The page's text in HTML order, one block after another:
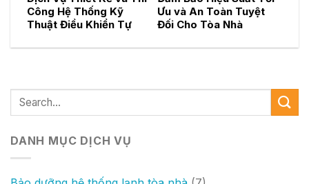
Công Hệ Thống Kỹ
Thuật Điều Khiển Tự
Ưu và An Toàn Tuyệt
Đối Cho Tòa Nhà
DANH MỤC DỊCH VỤ